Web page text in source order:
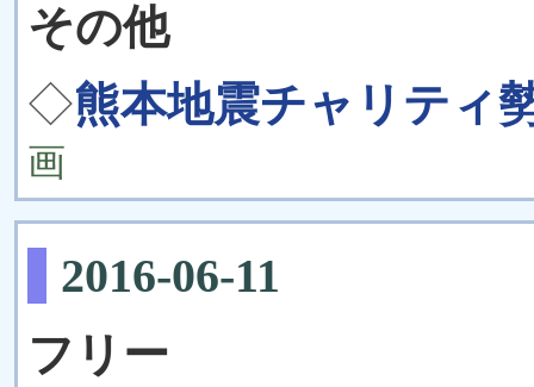
その他
◇熊本地震チャリテ
画
2016-06-11
フリー